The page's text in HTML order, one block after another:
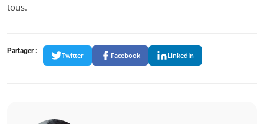
tous.
Partager :
Twitter Facebook LinkedIn